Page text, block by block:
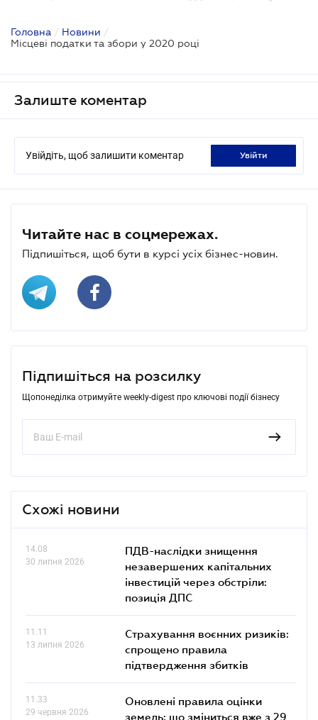
Головна / Новини /
Місцеві податки та збори у 2020 році
Залиште коментар
Увійдіть, щоб залишити коментар увійти
Читайте нас в соцмережах.
Підпишіться, щоб бути в курсі усіх бізнес-новин.
Підпишіться на розсилку
Щопонеділка отримуйте weekly-digest про ключові події бізнесу
Схожі новини
14.08
30 липня 2026
ПДВ-наслідки знищення
незавершених капітальних
інвестицій через обстріли:
позиція ДПС
11.11
13 липня 2026
Страхування воєнних ризиків:
спрощено правила
підтвердження збитків
11.33
29 червня 2026
Оновлені правила оцінки
земель: що зміниться вже з 29